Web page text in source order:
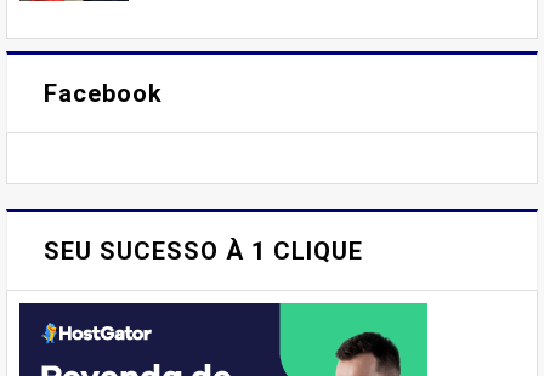
Facebook
SEU SUCESSO À 1 CLIQUE